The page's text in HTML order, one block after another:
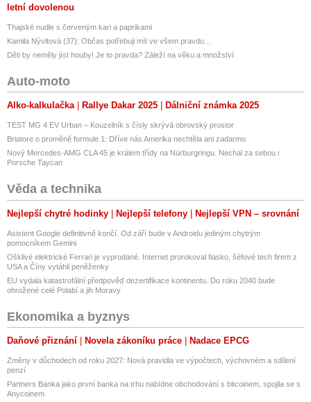
letní dovolenou
Thajské nudle s červeným kari a paprikami
Kamila Nývltová (37): Občas potřebuji mít ve všem pravdu...
Děti by neměly jíst houby! Je to pravda? Záleží na věku a množství
Auto-moto
Alko-kalkulačka Rallye Dakar 2025 Dálniční známka 2025
TEST MG 4 EV Urban – Kouzelník s čísly skrývá obrovský prostor
Briatore o proměně formule 1: Dříve nás Amerika nechtěla ani zadarmo
Nový Mercedes-AMG CLA 45 je králem třídy na Nürburgringu. Nechal za sebou i
Porsche Taycan
Věda a technika
Nejlepší chytré hodinky Nejlepší telefony Nejlepší VPN – srovnání
Asistent Google definitivně končí. Od září bude v Androidu jediným chytrým
pomocníkem Gemini
Ošklivé elektrické Ferrari je vyprodané. Internet prorokoval fiasko, šéfové tech firem z
USA a Číny vytáhli peněženky
EU vydala katastrofální předpověď dezertifikace kontinentu. Do roku 2040 bude
ohrožené celé Polabí a jih Moravy
Ekonomika a byznys
Daňové přiznání Novela zákoníku práce Nadace EPCG
Změny v důchodech od roku 2027: Nová pravidla ve výpočtech, výchovném a sdílení
penzí
Partners Banka jako první banka na trhu nabídne obchodování s bitcoinem, spojila se s
Anycoinem